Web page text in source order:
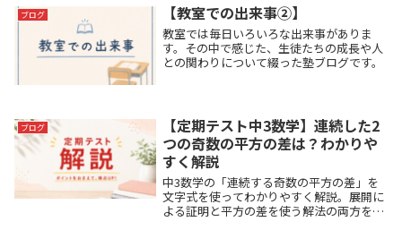
ブログ 【教室での出来事②】
教室では毎日いろいろな出来事がありま
す。その中で感じた、生徒たちの成長や人
との関わりについて綴った塾ブログです。
ブログ
【定期テスト中3数学】連続した2
つの奇数の平方の差は？わかりや
すく解説
中3数学の「連続する奇数の平方の差」を
文字式を使ってわかりやすく解説。展開に
よる証明と平方の差を使う解法の両方を紹